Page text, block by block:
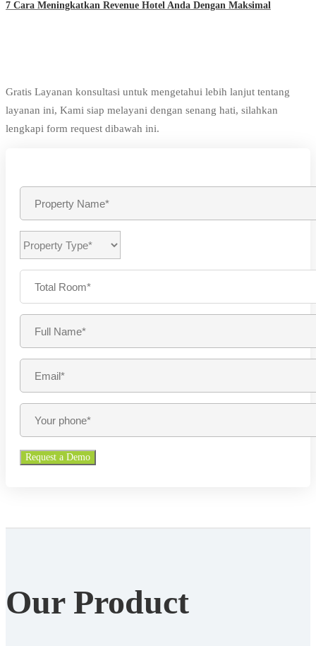
7 Cara Meningkatkan Revenue Hotel Anda Dengan Maksimal
Gratis Layanan konsultasi untuk mengetahui lebih lanjut tentang
layanan ini, Kami siap melayani dengan senang hati, silahkan
lengkapi form request dibawah ini.
Our Product